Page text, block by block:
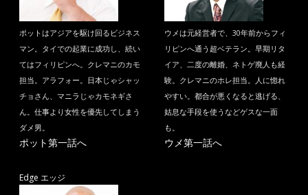
ポットはアジアを駆け回るビジネス
マン。タイでの起業に成功し、続い
てはフィリピンへ。クレマニのカモ
担当。アラフォー。日本じゃシャッ
チョさん、マニラじゃカモネギさ
ん。仕事より女性を優先してしまう
ダメ男。
ポット第一話へ
ウメは元経営者で、30年前からフィ
リピンへ通う超ベテラン。早期リタ
イア、二度の離婚、ネトゲ廃人も経
験。クレマニのホレ担当。人に惚れ
やすい。都合が悪くなると逃げる、
姑息な手段を使うなどゲスな一面
も。
ウメ第一話へ
Edge エッジ